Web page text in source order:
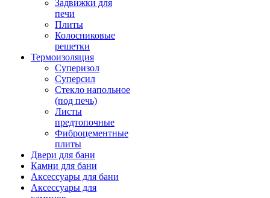
Задвижки для
печи
Плиты
Колосниковые
решетки
Термоизоляция
Суперизол
Суперсил
Стекло напольное
(под печь)
Листы
предтопочные
Фиброцементные
плиты
Двери для бани
Камни для бани
Аксессуары для бани
Аксессуары для